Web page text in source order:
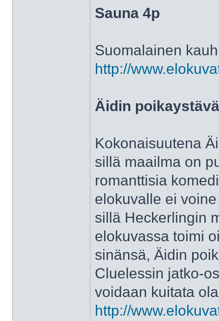
Sauna 4p
Suomalainen
http://
Äidin
Kokonaisuutena
sillä maailma on
romanttisia
elokuvalle ei
sillä Heckerlingin
elokuvassa toimi
sinänsä, Äidin
Cluelessin jatko-
voidaan kuitata
http://